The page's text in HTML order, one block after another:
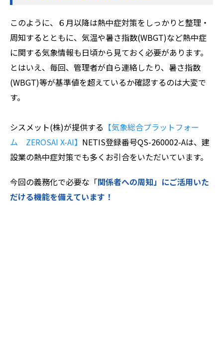
このように、６月以降は熱中症対策をしっかりと整理・
周知するとともに、気温や暑さ指数(WBGT)など熱中症
に関する気象情報も日頃から見ておく必要があります。
とはいえ、毎回、管理者が自ら連絡したり、暑さ指数
(WBGT)等が基準値を超えているか確認するのは大変で
す。
シスメット(株)が提供する 【気象総合プラットフォー
ム ZEROSAI X-AI】 NETIS登録番号QS-260002-Aは、建
設業の熱中症対策でも多くお引合をいただいています。
今回の義務化で必要な「関係者への周知」にご活用いた
だける機能を備えています！